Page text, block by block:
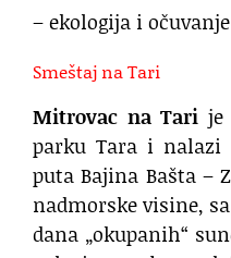
– ekologija i
Smeštaj na Tari
Mitrovac na Tari je
parku Tara i
puta Bajina Bašta –
nadmorske visine,
dana „okupanih“